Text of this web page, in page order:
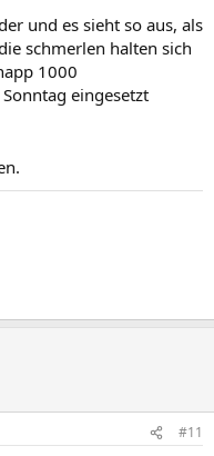
und es sieht so aus, als
schmerlen halten sich
1000
eingesetzt
#11